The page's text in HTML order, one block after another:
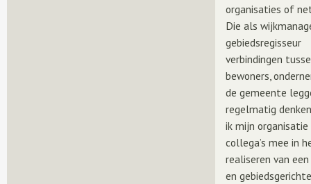
organisaties of
Die als
gebiedsregisseur
verbindingen
bewoners,
de gemeente
regelmatig
ik mijn
collega’s mee in
realiseren van
en